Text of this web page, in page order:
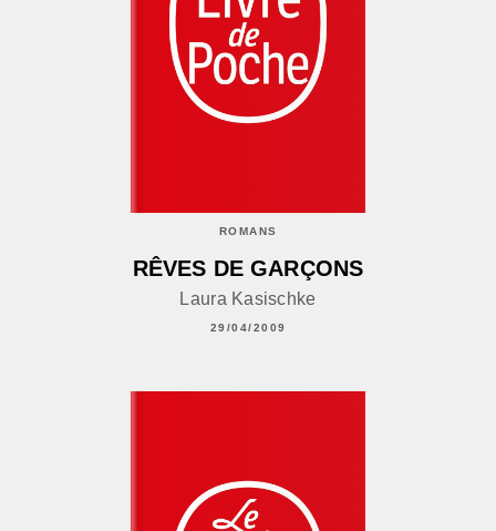
ROMANS
RÊVES DE GARÇONS
Laura Kasischke
29/04/2009